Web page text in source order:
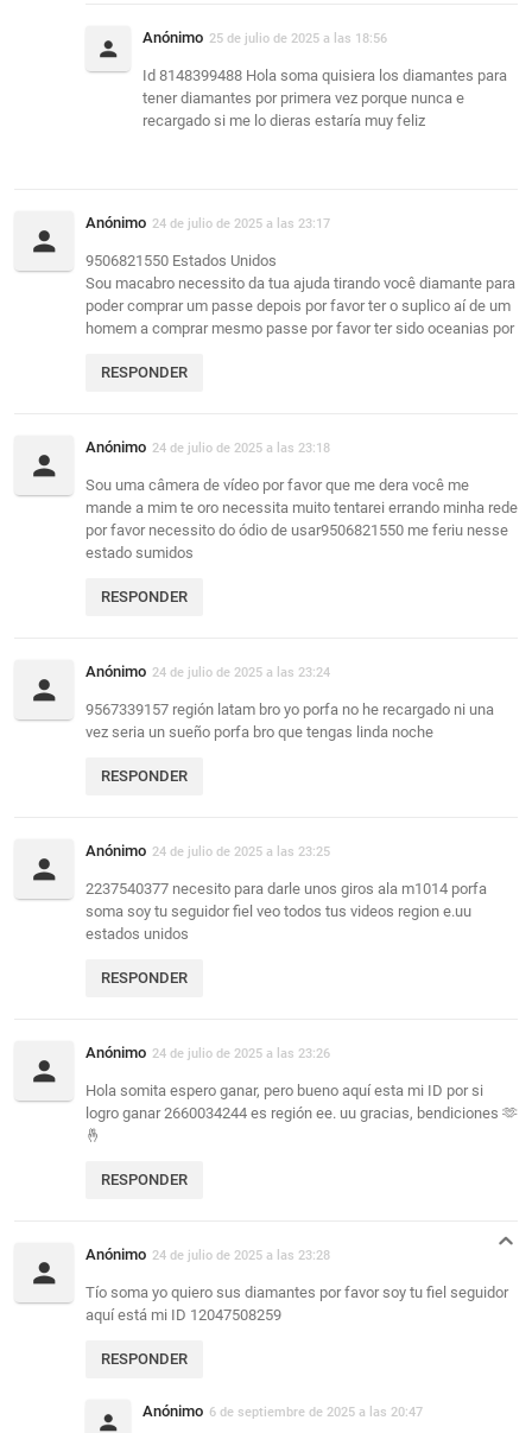
Anónimo 25 de julio de 2025 a las 18:56
Id 8148399488 Hola soma quisiera los diamantes para
tener diamantes por primera vez porque nunca e
recargado si me lo dieras estaría muy feliz
Anónimo 24 de julio de 2025 a las 23:17
9506821550 Estados Unidos
Sou macabro necessito da tua ajuda tirando você diamante para
poder comprar um passe depois por favor ter o suplico aí de um
homem a comprar mesmo passe por favor ter sido oceanias por
RESPONDER
Anónimo 24 de julio de 2025 a las 23:18
Sou uma câmera de vídeo por favor que me dera você me
mande a mim te oro necessita muito tentarei errando minha rede
por favor necessito do ódio de usar9506821550 me feriu nesse
estado sumidos
RESPONDER
Anónimo 24 de julio de 2025 a las 23:24
9567339157 región latam bro yo porfa no he recargado ni una
vez seria un sueño porfa bro que tengas linda noche
RESPONDER
Anónimo 24 de julio de 2025 a las 23:25
2237540377 necesito para darle unos giros ala m1014 porfa
soma soy tu seguidor fiel veo todos tus videos region e.uu
estados unidos
RESPONDER
Anónimo 24 de julio de 2025 a las 23:26
Hola somita espero ganar, pero bueno aquí esta mi ID por si
logro ganar 2660034244 es región ee. uu gracias, bendiciones 🫶
🤞
RESPONDER
Anónimo 24 de julio de 2025 a las 23:28
Tío soma yo quiero sus diamantes por favor soy tu fiel seguidor
aquí está mi ID 12047508259
RESPONDER
Anónimo 6 de septiembre de 2025 a las 20:47